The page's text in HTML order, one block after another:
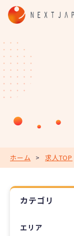
ホーム > 求人TOP
カテゴリ
エリア